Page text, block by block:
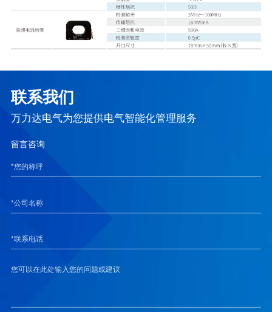
联系我们
万力达电气为您提供电气智能化管理服务
留言咨询